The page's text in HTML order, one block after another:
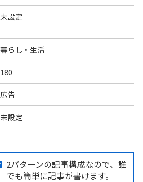
未設定
暮らし・生活
180
広告
未設定
2パターンの記事構成なので、誰
でも簡単に記事が書けます。